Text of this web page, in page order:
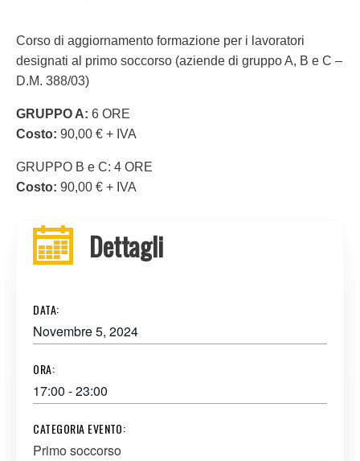
Corso di aggiornamento formazione per i lavoratori
designati al primo soccorso (aziende di gruppo A, B e C –
D.M. 388/03)
GRUPPO A: 6 ORE
Costo: 90,00 € + IVA
GRUPPO B e C: 4 ORE
Costo: 90,00 € + IVA
Dettagli
DATA:
Novembre 5, 2024
ORA:
17:00 - 23:00
CATEGORIA EVENTO:
Primo soccorso